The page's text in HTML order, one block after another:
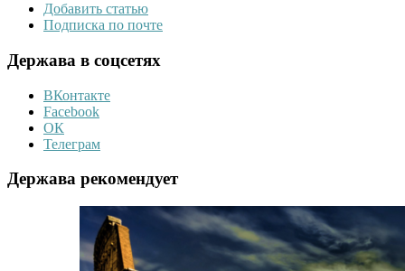
Добавить статью
Подписка по почте
Держава в соцсетях
ВКонтакте
Facebook
ОК
Телеграм
Держава рекомендует